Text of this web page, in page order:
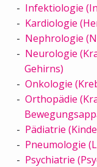
Infektiologie
Kardiologie
Nephrologie
Neurologie
Gehirns)
Onkologie
Orthopädie
Pädiatrie
Pneumologie
Psychiatrie